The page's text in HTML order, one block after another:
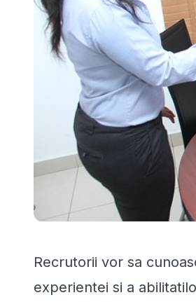
Recrutorii vor sa
experientei si a